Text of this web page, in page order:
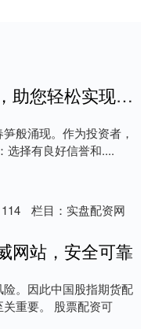
中国股指期货配资网 北京专业股票配资平台，助您轻松实现财富增值
般涌现。作为投资者，
选择有良好信誉和....
114 栏目： 实盘配资网
网站，安全可靠
。因此中国股指期货配
重要。 股票配资可